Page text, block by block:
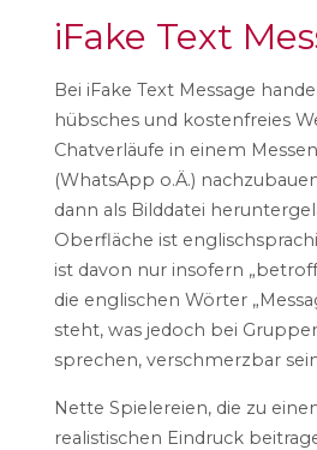
iFake Text
Bei iFake Text Message
hübsches und kostenfreies
Chatverläufe in einem
(WhatsApp o.Ä.)
dann als Bilddatei
Oberfläche ist
ist davon nur insofern
die englischen Wörter
steht, was jedoch bei
sprechen, verschmerzbar
Nette Spielereien, die zu
realistischen Eindruck